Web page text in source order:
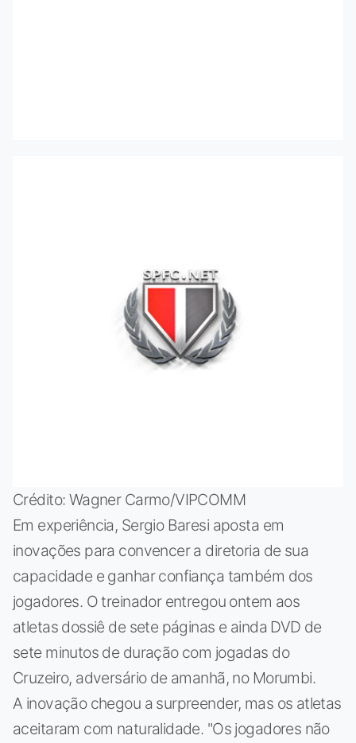
Crédito: Wagner Carmo/VIPCOMM
Em experiência, Sergio Baresi aposta em
inovações para convencer a diretoria de sua
capacidade e ganhar confiança também dos
jogadores. O treinador entregou ontem aos
atletas dossiê de sete páginas e ainda DVD de
sete minutos de duração com jogadas do
Cruzeiro, adversário de amanhã, no Morumbi.
A inovação chegou a surpreender, mas os atletas
aceitaram com naturalidade. "Os jogadores não